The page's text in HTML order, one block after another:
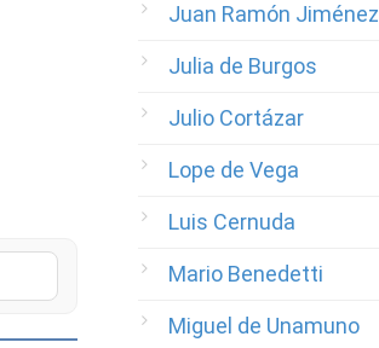
Juan Ramón Jiménez
Julia de Burgos
Julio Cortázar
Lope de Vega
Luis Cernuda
Mario Benedetti
Miguel de Unamuno